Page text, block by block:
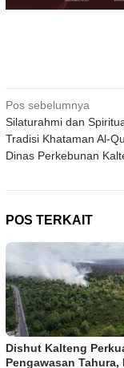
Navigasi
pos
Pos sebelumnya
Silaturahmi dan
Tradisi Khataman Al-
Dinas Perkebunan
POS TERKAIT
Dishut Kalteng
Pengawasan Tahura,